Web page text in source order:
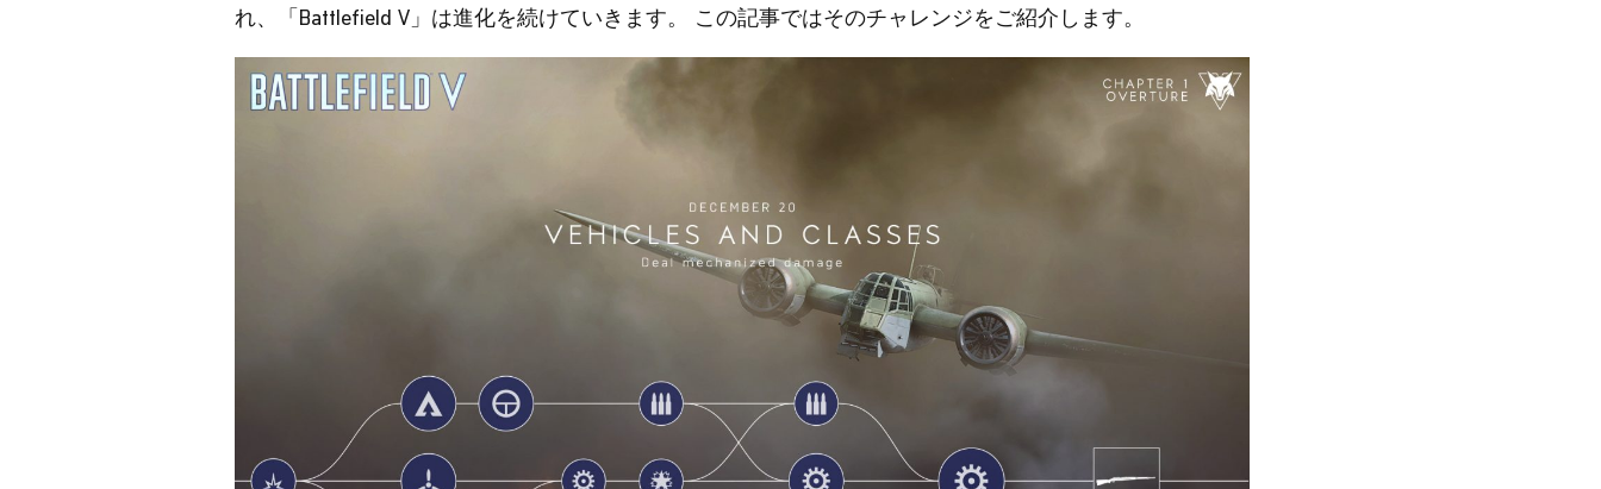
れ、「Battlefield V」は進化を続けていきます。
この記事ではそのチャレンジをご紹介します。